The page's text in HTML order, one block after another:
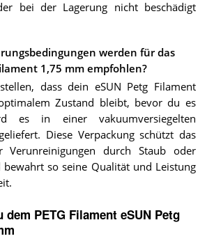
bei der Lagerung nicht beschädigt
werden für das
1,75 mm empfohlen?
dass dein eSUN Petg Filament
Zustand bleibt, bevor du es
es in einer vakuumversiegelten
Diese Verpackung schützt das
Verunreinigungen durch Staub oder
bewahrt so seine Qualität und Leistung
dem PETG Filament eSUN Petg